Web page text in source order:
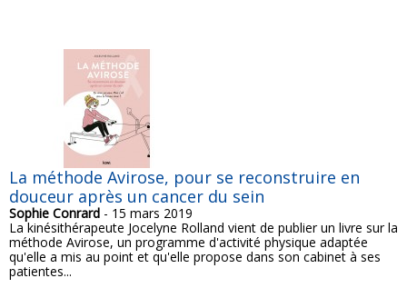
La méthode Avirose, pour se reconstruire en
douceur après un cancer du sein
Sophie Conrard - 15 mars 2019
La kinésithérapeute Jocelyne Rolland vient de publier un livre sur la
méthode Avirose, un programme d'activité physique adaptée
qu'elle a mis au point et qu'elle propose dans son cabinet à ses
patientes...